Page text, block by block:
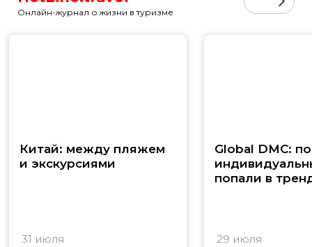
Онлайн-журнал о жизни в туризме
Китай: между пляжем
и экскурсиями
31 июля
Global DMC:
попали в
29 июля